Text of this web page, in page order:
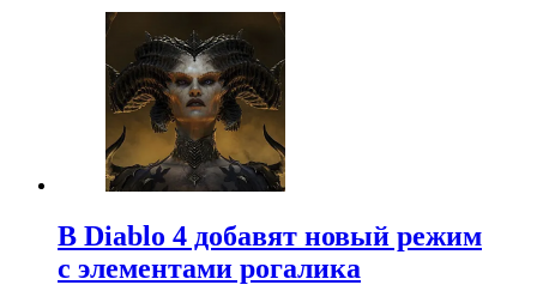
В Diablo 4 добавят новый режим
с элементами рогалика